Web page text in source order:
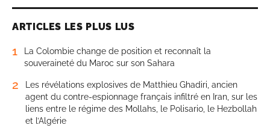
ARTICLES LES PLUS LUS
1
La Colombie change de position et reconnaît la
souveraineté du Maroc sur son Sahara
2
Les révélations explosives de Matthieu Ghadiri, ancien
agent du contre-espionnage français infiltré en Iran, sur les
liens entre le régime des Mollahs, le Polisario, le Hezbollah
et l’Algérie